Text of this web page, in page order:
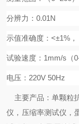
分辨力：0.01N
示值准确度：<±1%，
试验速度： 1mm/s（
电压： 220V 50Hz
主要产品：单颗粒
仪，压缩率测试仪，